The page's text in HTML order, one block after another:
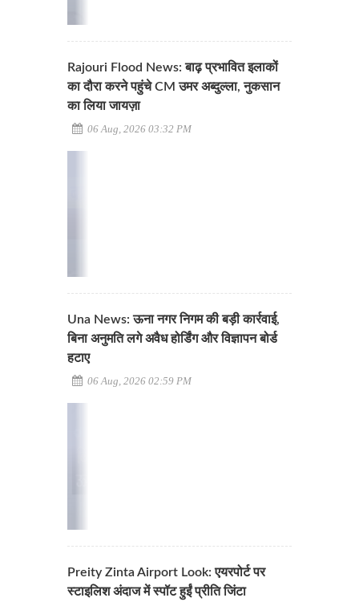
Rajouri Flood News: बाढ़ प्रभावित इलाकों
का दौरा करने पहुंचे CM उमर अब्दुल्ला, नुकसान
का लिया जायज़ा
06 Aug, 2026 03:32 PM
Una News: ऊना नगर निगम की बड़ी कार्रवाई,
बिना अनुमति लगे अवैध होर्डिंग और विज्ञापन बोर्ड
हटाए
06 Aug, 2026 02:59 PM
Preity Zinta Airport Look: एयरपोर्ट पर
स्टाइलिश अंदाज में स्पॉट हुईं प्रीति जिंटा